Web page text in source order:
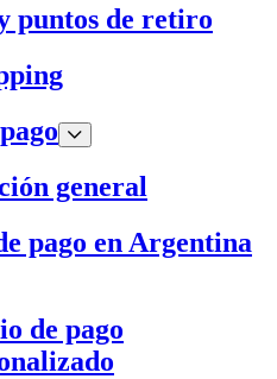
puntos de retiro
general
pago en Argentina
de pago